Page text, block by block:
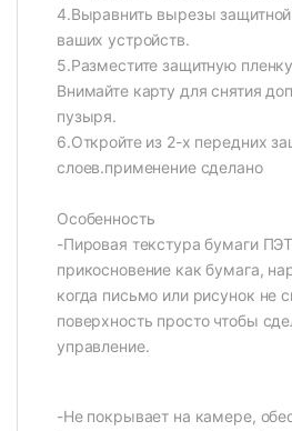
4.Выравнить вырезы
ваших устройств.
5.Разместите защитную
Внимайте карту для снятия
пузыря.
6.Откройте из 2-х передних
слоев.применение сделано
Особенность
-Пировая текстура бумаги
прикосновение как бумага,
когда письмо или рисунок не
поверхность просто чтобы
управление.
-Не покрывает на камере,